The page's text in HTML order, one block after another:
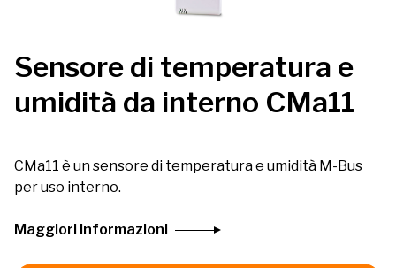
Sensore di temperatura e
umidità da interno CMa11
CMa11 è un sensore di temperatura e umidità M-Bus
per uso interno.
Maggiori informazioni